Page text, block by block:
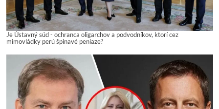
Je Ústavný súd - ochranca oligarchov a podvodníkov, ktorí cez
mimovládky perú špinavé peniaze?